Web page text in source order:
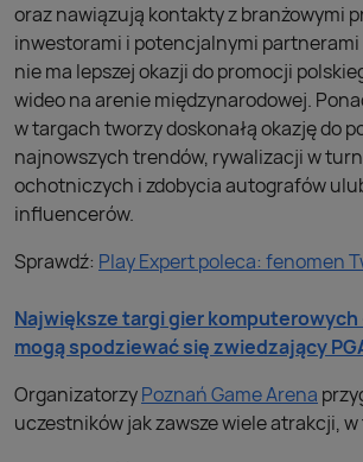
oraz nawiązują kontakty z branżowymi
inwestorami i potencjalnymi partnerami
nie ma lepszej okazji do promocji
wideo na arenie międzynarodowej.
w targach tworzy doskonałą okazję do
najnowszych trendów, rywalizacji w
ochotniczych i zdobycia autografów
influencerów.
Sprawdź: Play Expert poleca: fenomen
Największe targi gier
mogą spodziewać się zwiedzający
OrganizatorzyPoznań Game Arena
uczestników jak zawsze wiele atrakcji, w